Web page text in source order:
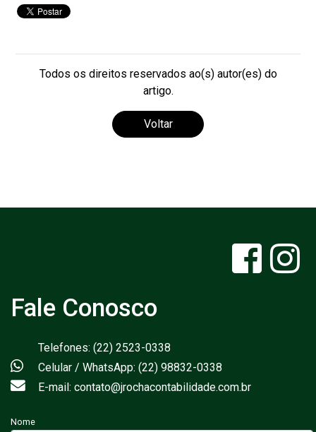
Todos os direitos reservados ao(s) autor(es) do
artigo.
Voltar
Fale Conosco
Telefones: (22) 2523-0338
Celular / WhatsApp: (22) 98832-0338
E-mail: contato@jrochacontabilidade.com.br
Nome